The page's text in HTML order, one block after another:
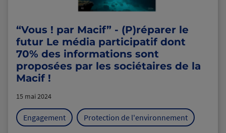
“Vous ! par Macif” - (P)réparer le
futur Le média participatif dont
70% des informations sont
proposées par les sociétaires de la
Macif !
15 mai 2024
Engagement Protection de l'environnement